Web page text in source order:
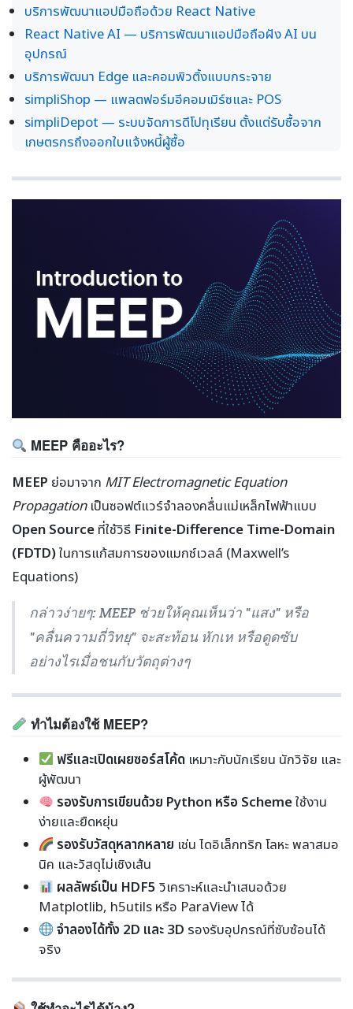
บริการพัฒนาแอปมือถือด้วย React Native
React Native AI — บริการพัฒนาแอปมือถือฝัง AI บน
อุปกรณ์
บริการพัฒนา Edge และคอมพิวติ้งแบบกระจาย
simpliShop — แพลตฟอร์มอีคอมเมิร์ซและ POS
simpliDepot — ระบบจัดการดีโปทุเรียน ตั้งแต่รับซื้อจาก
เกษตรกรถึงออกใบแจ้งหนี้ผู้ซื้อ
MEEP คืออะไร?
MEEP ย่อมาจาก MIT Electromagnetic Equation
Propagationเป็นซอฟต์แวร์จำลองคลื่นแม่เหล็กไฟฟ้าแบบ
Open Source ที่ใช้วิธี Finite-Difference Time-Domain
(FDTD)ในการแก้สมการของแมกซ์เวลล์ (Maxwell’s
Equations)
กล่าวง่ายๆ: MEEP ช่วยให้คุณเห็นว่า "แสง" หรือ
"คลื่นความถี่วิทยุ" จะสะท้อน หักเห หรือดูดซับ
อย่างไรเมื่อชนกับวัตถุต่างๆ
ทำไมต้องใช้ MEEP?
ฟรีและเปิดเผยซอร์สโค้ดเหมาะกับนักเรียน นักวิจัย และ
ผู้พัฒนา
รองรับการเขียนด้วย Python หรือ Schemeใช้งาน
ง่ายและยืดหยุ่น
รองรับวัสดุหลากหลาย เช่น ไดอิเล็กทริก โลหะ พลาสมอ
นิค และวัสดุไม่เชิงเส้น
ผลลัพธ์เป็น HDF5 วิเคราะห์และนำเสนอด้วย
Matplotlib, h5utils หรือ ParaView ได้
จำลองได้ทั้ง 2D และ 3D รองรับอุปกรณ์ที่ซับซ้อนได้
จริง